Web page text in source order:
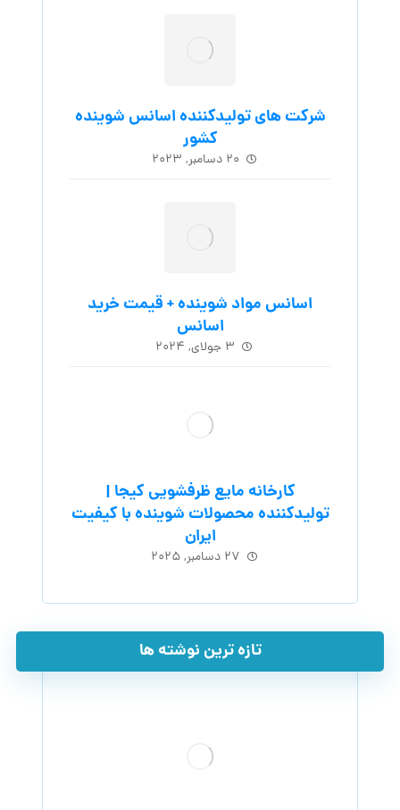
شرکت های تولیدکننده اسانس شوینده
کشور
۲۰ دسامبر, ۲۰۲۳
اسانس مواد شوینده + قیمت خرید
اسانس
۳ جولای, ۲۰۲۴
کارخانه مایع ظرفشویی کیجا |
تولیدکننده محصولات شوینده با کیفیت
ایران
۲۷ دسامبر, ۲۰۲۵
تازه ترین نوشته ها